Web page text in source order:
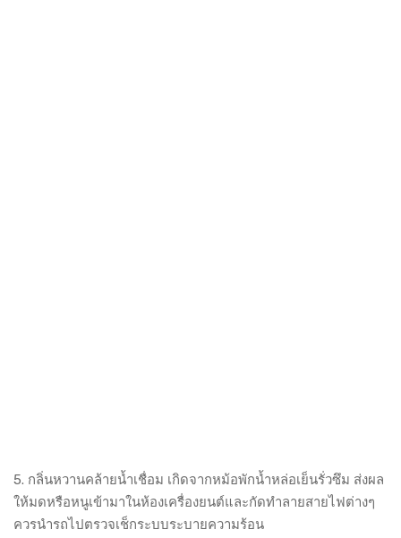
5. กลิ่นหวานคล้ายน้ำเชื่อม เกิดจากหม้อพักน้ำหล่อเย็นรั่วซึม ส่งผล
ให้มดหรือหนูเข้ามาในห้องเครื่องยนต์และกัดทำลายสายไฟต่างๆ
ควรนำรถไปตรวจเช็กระบบระบายความร้อน